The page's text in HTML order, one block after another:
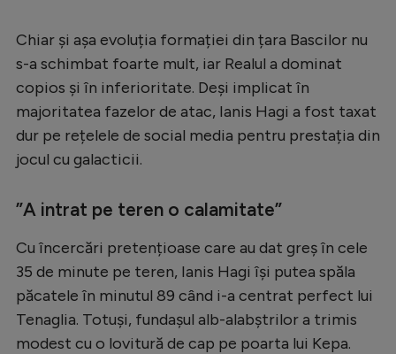
Tenis
Handbal
Natație
Formula 1
Gimnastică
Rugby
Ciclism
Alte sporturi
Chiar și așa evoluția formației din țara Bascilor nu
s-a schimbat foarte mult, iar Realul a dominat
copios și în inferioritate. Deși implicat în
majoritatea fazelor de atac, Ianis Hagi a fost taxat
dur pe rețelele de social media pentru prestația din
jocul cu galacticii.
”A intrat pe teren o calamitate”
Cu încercări pretențioase care au dat greș în cele
35 de minute pe teren, Ianis Hagi își putea spăla
păcatele în minutul 89 când i-a centrat perfect lui
Tenaglia. Totuși, fundașul alb-alabștrilor a trimis
modest cu o lovitură de cap pe poarta lui Kepa.